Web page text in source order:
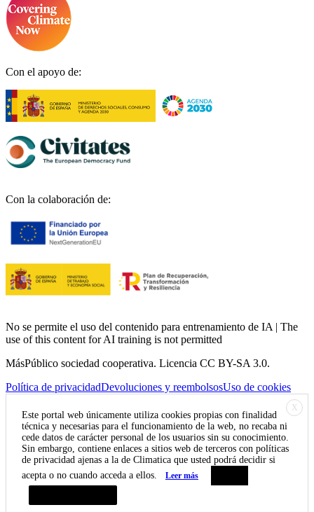
Con el apoyo de:
Con la colaboración de:
No se permite el uso del contenido para entrenamiento de IA | The
use of this content for AI training is not permitted
MásPúblico sociedad cooperativa. Licencia CC BY-SA 3.0.
Política de privacidadDevoluciones y reembolsosUso de cookies
X
Este portal web únicamente utiliza cookies propias con finalidad
técnica y necesarias para el funcionamiento de la web, no recaba ni
cede datos de carácter personal de los usuarios sin su conocimiento.
Sin embargo, contiene enlaces a sitios web de terceros con políticas
de privacidad ajenas a la de Climatica que usted podrá decidir si
acepta o no cuando acceda a ellos.
Leer más